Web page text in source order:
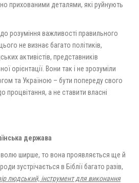
прихованими деталями, які руйнують
до розуміння важливості правильного
не визнає багато політиків,
активістів, представників
орієнтації. Вони так і не зрозуміли
та Україною – бути попереду свого
процвітання, а не ставити власні
держава
ширше, то вона проявляється ще й
зустрічається в Біблії багато разів,
людський, інструмент для виконання